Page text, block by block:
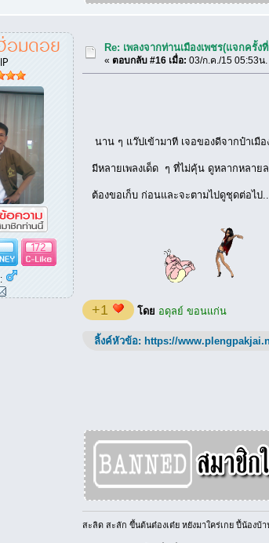
อมดอย
172
:
Re: เพลงจากท่านเมืองเพชร(แจกครั้ง
«ตอบกลับ #16 เมื่อ: 03/ก.ค./15 05:53น.
นาน ๆ แว๊ปเข้ามาที เจอของดีจากป๋าเมือ
มีหลายเพลงเด็ด ๆ ที่ไม่คุ้น ดูหลากหลายล
ต้องขอเก็บ ก่อนและจะตามไปดูชุดต่อไ
+1 โดย อดุลย์ ขอนแก่น
ลิ้งค์หัวข้อ: https://
สะลิด สะลัก ขึ้นต้นต๋องเต๋ย หยังมาใคร่เกย ปี้น้องบ้า